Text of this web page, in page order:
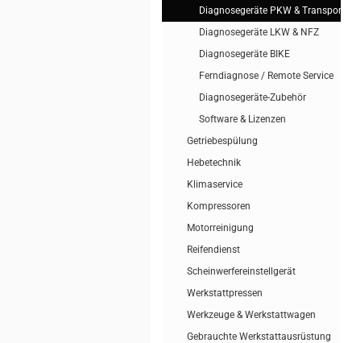
Diagnosegeräte PKW & Transporter
Diagnosegeräte LKW & NFZ
Diagnosegeräte BIKE
Ferndiagnose / Remote Service
Diagnosegeräte-Zubehör
Software & Lizenzen
Getriebespülung
Hebetechnik
Klimaservice
Kompressoren
Motorreinigung
Reifendienst
Scheinwerfereinstellgerät
Werkstattpressen
Werkzeuge & Werkstattwagen
Gebrauchte Werkstattausrüstung